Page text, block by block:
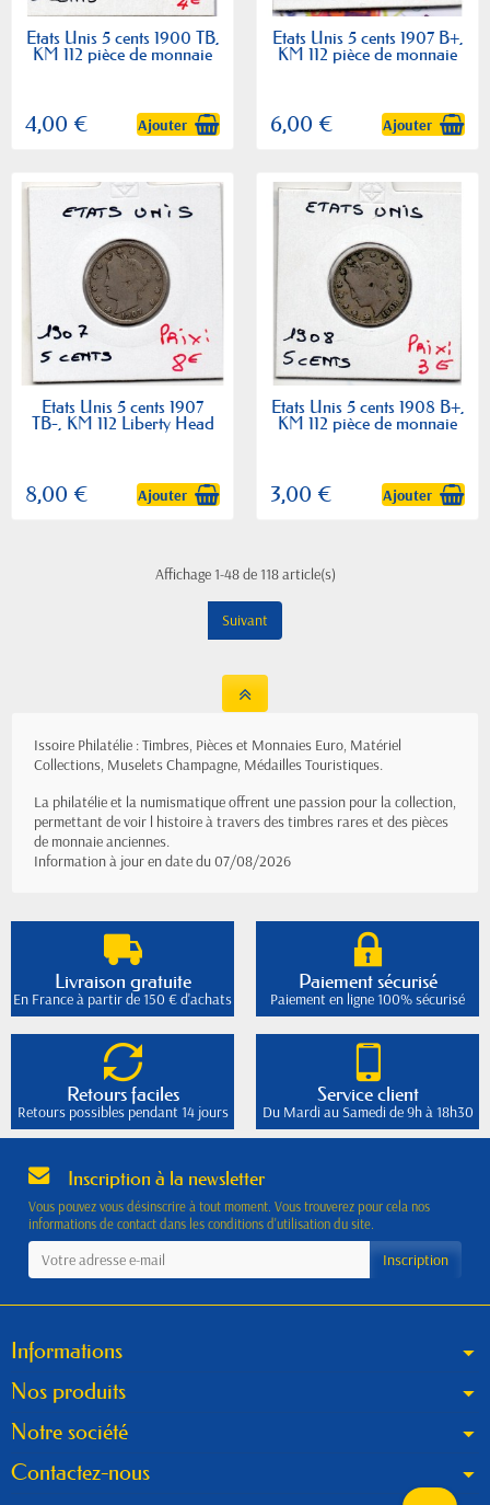
Etats Unis 5 cents 1900 TB,
KM 112 pièce de monnaie
4,00 € Ajouter
Etats Unis 5 cents 1907 B+,
KM 112 pièce de monnaie
6,00 € Ajouter
Etats Unis 5 cents 1907
TB-, KM 112 Liberty Head
8,00 € Ajouter
Etats Unis 5 cents 1908 B+,
KM 112 pièce de monnaie
3,00 € Ajouter
Affichage 1-48 de 118 article(s)
Suivant
Issoire Philatélie : Timbres, Pièces et Monnaies Euro, Matériel
Collections, Muselets Champagne, Médailles Touristiques.
La philatélie et la numismatique offrent une passion pour la collection,
permettant de voir l histoire à travers des timbres rares et des pièces
de monnaie anciennes.
Information à jour en date du 07/08/2026
Livraison gratuite
En France à partir de 150 € d'achats
Paiement sécurisé
Paiement en ligne 100% sécurisé
Retours faciles
Retours possibles pendant 14 jours
Service client
Du Mardi au Samedi de 9h à 18h30
Inscription à la newsletter
Vous pouvez vous désinscrire à tout moment. Vous trouverez pour cela nos
informations de contact dans les conditions d'utilisation du site.
Informations
Nos produits
Notre société
Contactez-nous